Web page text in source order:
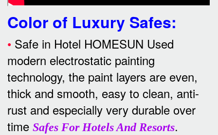
Color of Luxury Safes:
• Safe in Hotel HOMESUN Used
modern electrostatic painting
technology, the paint layers are even,
thick and smooth, easy to clean, anti-
rust and especially very durable over
time Safes For Hotels And Resorts.